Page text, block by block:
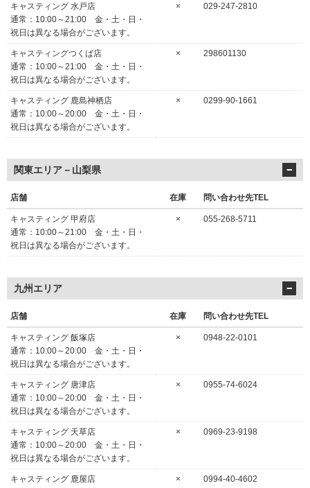
キャスティング 水戸店
通常：10:00～21:00 金・土・日・
祝日は異なる場合がございます。
× 029-247-2810
キャスティングつくば店
通常：10:00～21:00 金・土・日・
祝日は異なる場合がございます。
× 298601130
キャスティング 鹿島神栖店
通常：10:00～20:00 金・土・日・
祝日は異なる場合がございます。
× 0299-90-1661
関東エリア－山梨県
店舗 在庫 問い合わせ先TEL
キャスティング 甲府店
通常：10:00～21:00 金・土・日・
祝日は異なる場合がございます。
× 055-268-5711
九州エリア
店舗 在庫 問い合わせ先TEL
キャスティング 飯塚店
通常：10:00～20:00 金・土・日・
祝日は異なる場合がございます。
× 0948-22-0101
キャスティング 唐津店
通常：10:00～20:00 金・土・日・
祝日は異なる場合がございます。
× 0955-74-6024
キャスティング 天草店
通常：10:00～20:00 金・土・日・
祝日は異なる場合がございます。
× 0969-23-9198
キャスティング 鹿屋店
× 0994-40-4602